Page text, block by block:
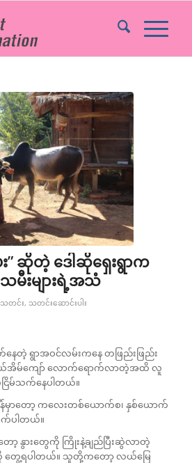
း” ဆိုတဲ့ ဒေါဆိုရှေးရွာက
မီးများရဲ့အသံ
သတင်း, သတင်းဆောင်းပါး
တဲ့ ရွာအဝင်လမ်းကနေ တဖြည်းဖြည်း
ယ်အိမ်ကျော် လောက်ရောက်လာတဲ့အထိ လူ
မ်သက်နေပါတယ်။
ာတော့ ကလေးတစ်ယောက်စ၊ နှစ်ယောက်
ပါတယ်။
ာ့ နွားတွေကို ကြိုးနဲ့ချည်ပြီးဆွဲလာတဲ့
တွေ့ရပါတယ်။ သူတို့ကတော့ လယ်မြေ